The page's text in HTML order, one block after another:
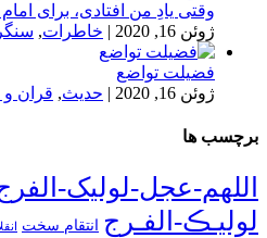
وقتی یادِ من افتادی، برای
ژوئن 16, 2020
| خاطرات,
فضیلت تواضع
ژوئن 16, 2020
| حدیث, قران
برچسب ها
اللهم-عجل-لولیک-
لولیـڪ-الفـرج انتقام سخت